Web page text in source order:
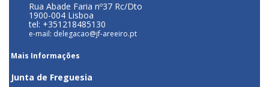
Rua Abade Faria nº37 Rc/Dto
1900-004 Lisboa
tel: +351218485130
e-mail: delegacao@jf-areeiro.pt
Mais Informações
Junta de Freguesia